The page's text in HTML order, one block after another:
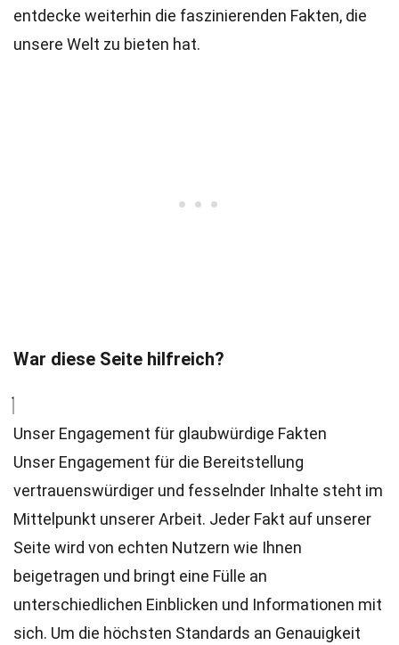
entdecke weiterhin die faszinierenden Fakten, die
unsere Welt zu bieten hat.
War diese Seite hilfreich?
Unser Engagement für glaubwürdige Fakten
Unser Engagement für die Bereitstellung
vertrauenswürdiger und fesselnder Inhalte steht im
Mittelpunkt unserer Arbeit. Jeder Fakt auf unserer
Seite wird von echten Nutzern wie Ihnen
beigetragen und bringt eine Fülle an
unterschiedlichen Einblicken und Informationen mit
sich. Um die höchsten Standards an Genauigkeit